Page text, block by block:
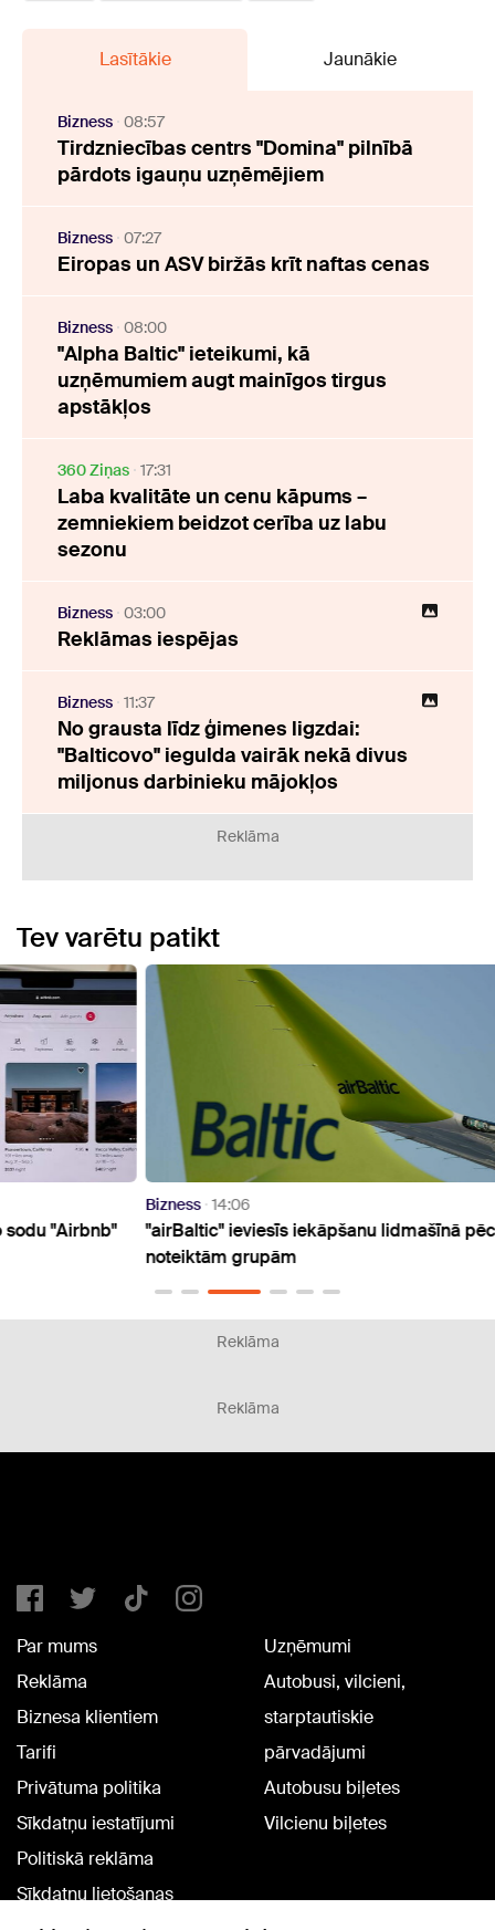
Lasītākie Jaunākie
Bizness 08:57
Tirdzniecības centrs "Domina" pilnībā
pārdots igauņu uzņēmējiem
Bizness 07:27
Eiropas un ASV biržās krīt naftas cenas
Bizness 08:00
"Alpha Baltic" ieteikumi, kā
uzņēmumiem augt mainīgos tirgus
apstākļos
360 Ziņas 17:31
Laba kvalitāte un cenu kāpums –
zemniekiem beidzot cerība uz labu
sezonu
Bizness 03:00
Reklāmas iespējas
Bizness 11:37
No grausta līdz ģimenes ligzdai:
"Balticovo" iegulda vairāk nekā divus
miljonus darbinieku mājokļos
Reklāma
Tev varētu patikt
14:06
"airBaltic" ieviesīs iekāpšanu lidmašīnā pēc
noteiktām grupām
Reklāma
Reklāma
Par mums
Reklāma
Biznesa klientiem
Tarifi
Privātuma politika
Sīkdatņu iestatījumi
Politiskā reklāma
Sīkdatņu lietošanas
Uzņēmumi
Autobusi, vilcieni,
starptautiskie
pārvadājumi
Autobusu biļetes
Vilcienu biļetes